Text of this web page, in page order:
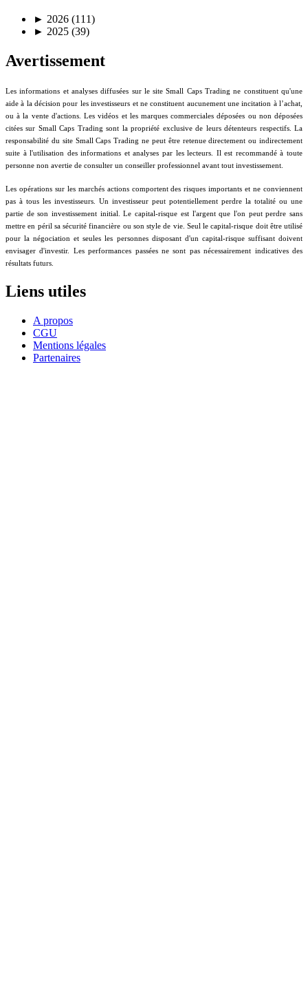
► 2026 (111)
► 2025 (39)
Avertissement
Les informations et analyses diffusées sur le site Small Caps Trading ne constituent qu'une
aide à la décision pour les investisseurs et ne constituent aucunement une incitation à l’achat,
ou à la vente d'actions. Les vidéos et les marques commerciales déposées ou non déposées
citées sur Small Caps Trading sont la propriété exclusive de leurs détenteurs respectifs. La
responsabilité du site Small Caps Trading ne peut être retenue directement ou indirectement
suite à l'utilisation des informations et analyses par les lecteurs. Il est recommandé à toute
personne non avertie de consulter un conseiller professionnel avant tout investissement.
Les opérations sur les marchés actions comportent des risques importants et ne conviennent
pas à tous les investisseurs. Un investisseur peut potentiellement perdre la totalité ou une
partie de son investissement initial. Le capital-risque est l'argent que l'on peut perdre sans
mettre en péril sa sécurité financière ou son style de vie. Seul le capital-risque doit être utilisé
pour la négociation et seules les personnes disposant d'un capital-risque suffisant doivent
envisager d'investir. Les performances passées ne sont pas nécessairement indicatives des
résultats futurs.
Liens utiles
A propos
CGU
Mentions légales
Partenaires